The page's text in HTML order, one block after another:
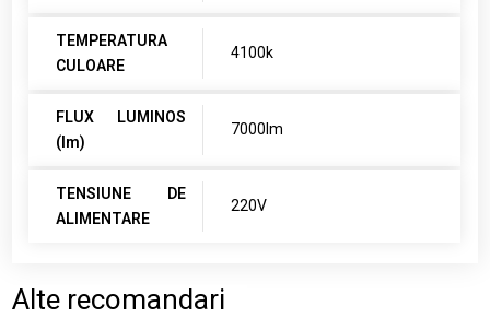
TEMPERATURA
CULOARE
4100k
FLUX LUMINOS
(lm)
7000lm
TENSIUNE DE
ALIMENTARE
220V
Alte recomandari